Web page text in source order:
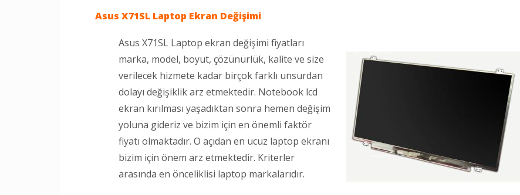
Asus X71SL Laptop Ekran Değişimi
Asus X71SL Laptop ekran değişimi fiyatları
marka, model, boyut, çözünürlük, kalite ve size
verilecek hizmete kadar birçok farklı unsurdan
dolayı değişiklik arz etmektedir. Notebook lcd
ekran kırılması yaşadıktan sonra hemen değişim
yoluna gideriz ve bizim için en önemli faktör
fiyatı olmaktadır. O açıdan en ucuz laptop ekranı
bizim için önem arz etmektedir. Kriterler
arasında en önceliklisi laptop markalarıdır.